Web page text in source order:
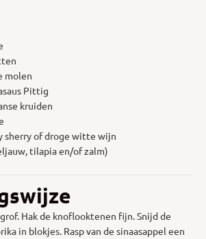
molen
Pittig
kruiden
sherry of droge witte wijn
tilapia en/of zalm)
Hak de knoflooktenen fijn. Snijd de
in blokjes. Rasp van de sinaasappel een